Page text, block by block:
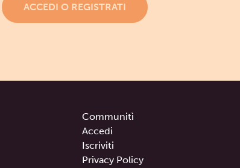
ACCEDI O REGISTRATI
Communitì
Accedi
Iscriviti
Privacy Policy